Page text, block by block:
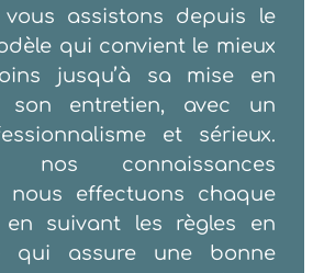
assistons depuis le
qui convient le mieux
jusqu’à sa mise en
son entretien, avec un
et sérieux.
connaissances
nous effectuons chaque
en suivant les règles en
qui assure une bonne